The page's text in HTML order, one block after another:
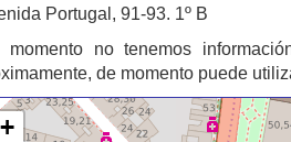
Portugal, 91-93. 1º B
momento no tenemos
de momento puede
+